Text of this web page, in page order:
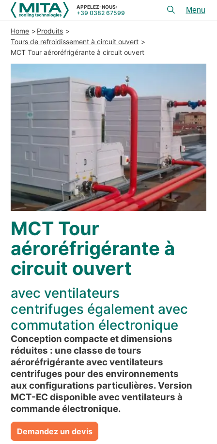
REFERENCES
NOUVELLES ET ÉVÉNEMENTS
QUI SOMMES-NOUS
DÉVELOPPEMENT DURABLE
ARTICLES TECHNIQUES
AIRE RÉSERVÉE
FR EN IT DE PL
APPELEZ-NOUS:
+39 0382 67599
menu
PRODUITS
APPLICATIONS
CONSEIL ET SERVICES
SERVICE
RESSOURCES
CONTACTS
+39 0382 67599
Home
Produits
Tours de refroidissement à circuit ouvert
MCT Tour aéroréfrigérante à circuit ouvert
MCT Tour
aéroréfrigérante à
circuit ouvert
avec ventilateurs
centrifuges également avec
commutation électronique
Conception compacte et dimensions
réduites : une classe de tours
aéroréfrigérante avec ventilateurs
centrifuges pour des environnements
aux configurations particulières. Version
MCT-EC disponible avec ventilateurs à
commande électronique.
Demandez un devis